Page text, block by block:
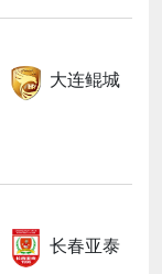
大连鲲城
长春亚泰